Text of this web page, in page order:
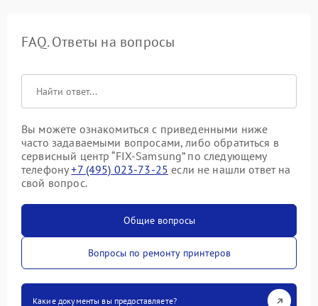
FAQ. Ответы на вопросы
Вы можете ознакомиться с приведенными ниже
часто задаваемыми вопросами, либо обратиться в
сервисный центр “FIX-Samsung” по следующему
телефону+7 (495) 023-73-25 если не нашли ответ на
свой вопрос.
Общие вопросы
Вопросы по ремонту принтеров
Какие документы вы предоставляете?